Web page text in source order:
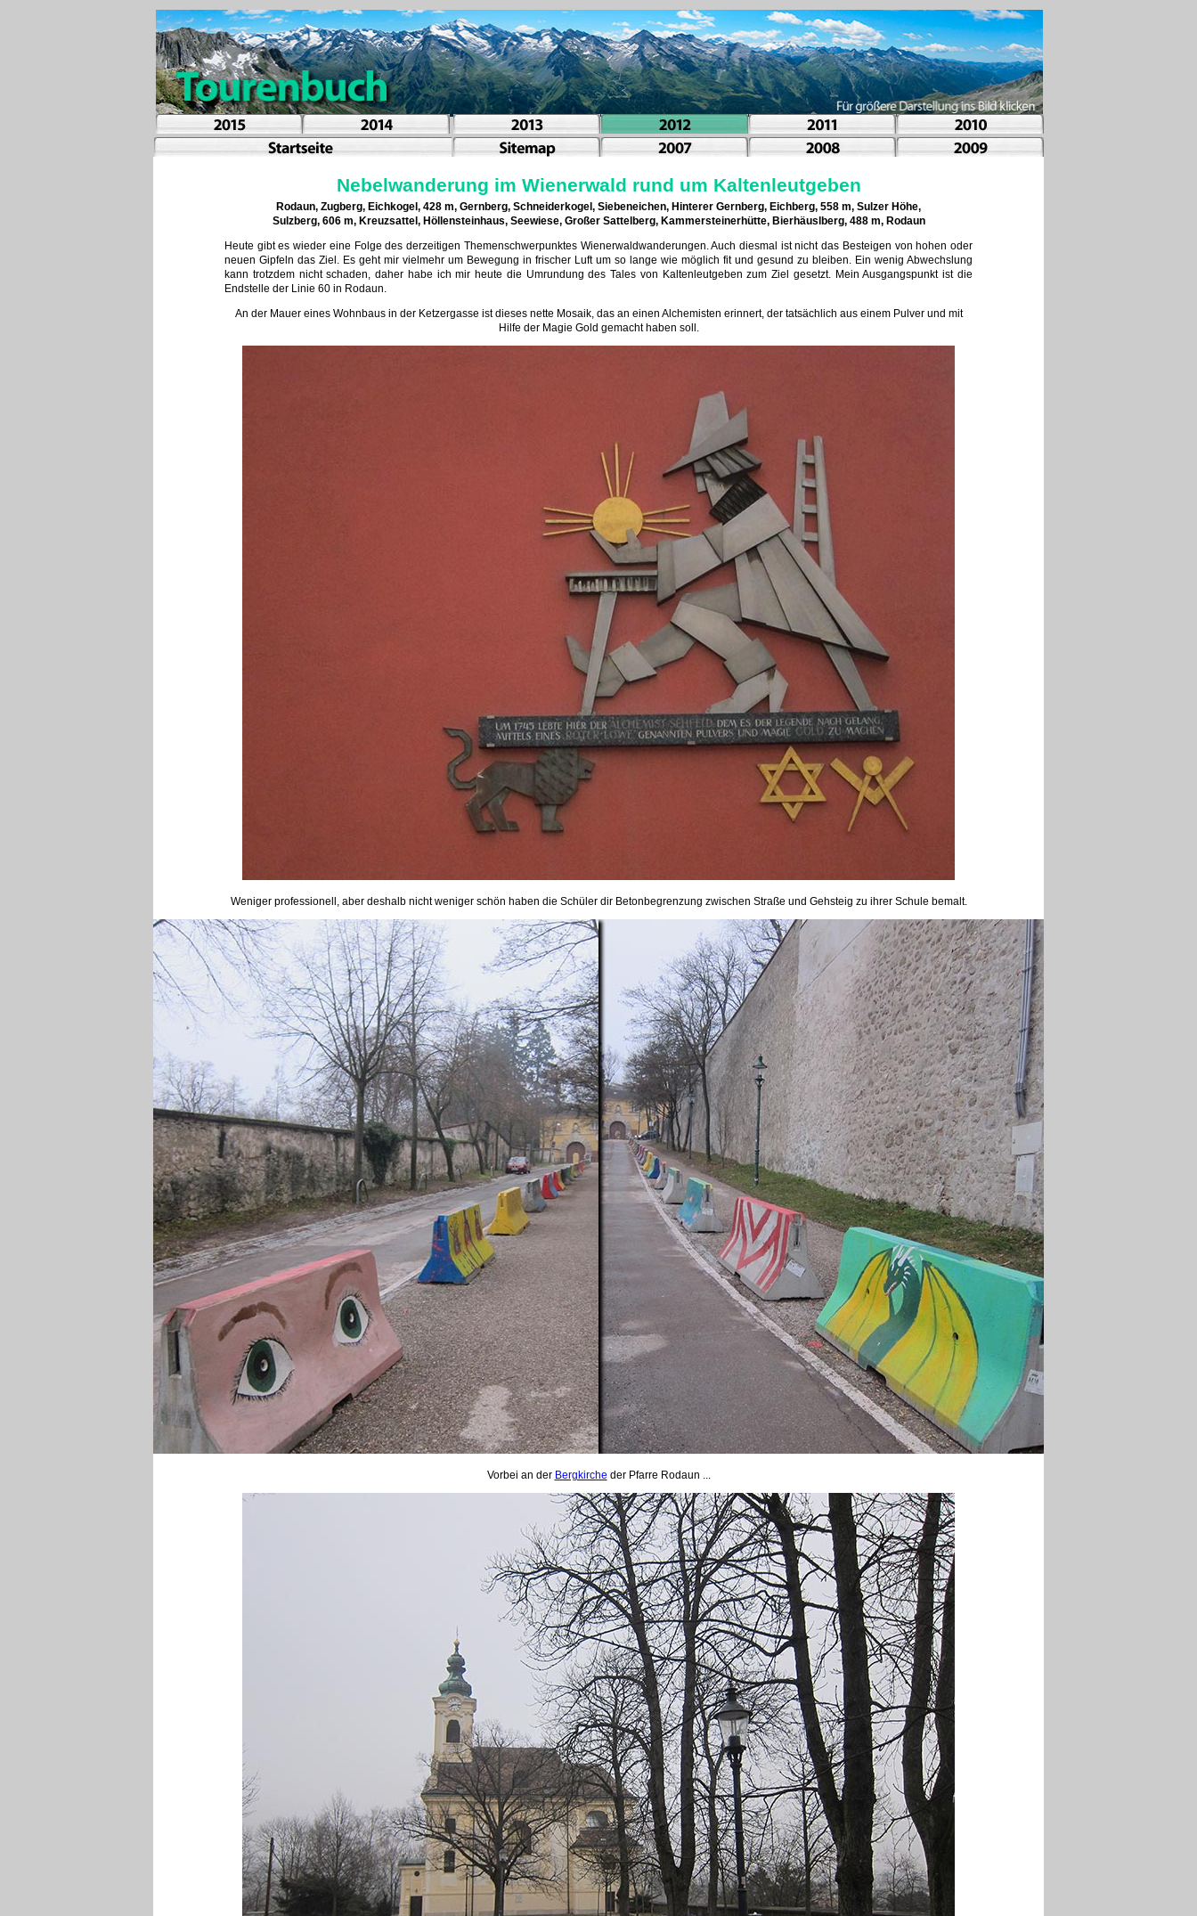
Nebelwanderung im Wienerwald rund um Kaltenleutgeben
Rodaun, Zugberg, Eichkogel, 428 m, Gernberg, Schneiderkogel, Siebeneichen, Hinterer Gernberg, Eichberg, 558 m, Sulzer Höhe,
Sulzberg, 606 m, Kreuzsattel, Höllensteinhaus, Seewiese, Großer Sattelberg, Kammersteinerhütte, Bierhäuslberg, 488 m, Rodaun
Heute gibt es wieder eine Folge des derzeitigen Themenschwerpunktes Wienerwaldwanderungen. Auch diesmal ist nicht das Besteigen von hohen oder
neuen Gipfeln das Ziel. Es geht mir vielmehr um Bewegung in frischer Luft um so lange wie möglich fit und gesund zu bleiben. Ein wenig Abwechslung
kann trotzdem nicht schaden, daher habe ich mir heute die Umrundung des Tales von Kaltenleutgeben zum Ziel gesetzt. Mein Ausgangspunkt ist die
Endstelle der Linie 60 in Rodaun.
An der Mauer eines Wohnbaus in der Ketzergasse ist dieses nette Mosaik, das an einen Alchemisten erinnert, der tatsächlich aus einem Pulver und mit
Hilfe der Magie Gold gemacht haben soll.
Weniger professionell, aber deshalb nicht weniger schön haben die Schüler dir Betonbegrenzung zwischen Straße und Gehsteig zu ihrer Schule bemalt.
Vorbei an der Bergkirche der Pfarre Rodaun ...